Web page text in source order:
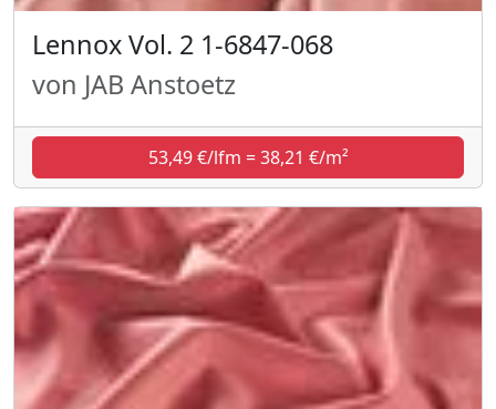
Lennox Vol. 2 1-6847-068
von JAB Anstoetz
53,49 €/lfm = 38,21 €/m²